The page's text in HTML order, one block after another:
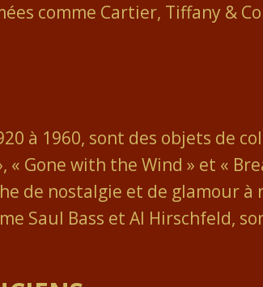
comme Cartier, Tiffany &
à 1960, sont des objets de
« Gone with the Wind » et «
de nostalgie et de glamour à
Saul Bass et Al Hirschfeld,